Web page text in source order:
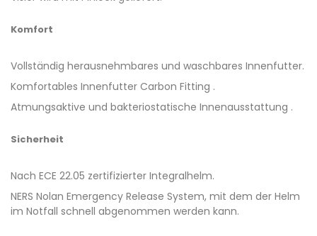
Komfort
Vollständig herausnehmbares und waschbares Innenfutter.
Komfortables Innenfutter Carbon Fitting .
Atmungsaktive und bakteriostatische Innenausstattung .
Sicherheit
Nach ECE 22.05 zertifizierter Integralhelm.
NERS Nolan Emergency Release System, mit dem der Helm
im Notfall schnell abgenommen werden kann.